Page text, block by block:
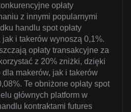
opłaty
z innymi popularnymi
handlu spot opłaty
i takerów wynoszą 0,1%.
opłaty transakcyjne za
z 20% zniżki, dzięki
dla makerów, jak i takerów
Te obniżone opłaty spot
głównych platform w
kontraktami futures